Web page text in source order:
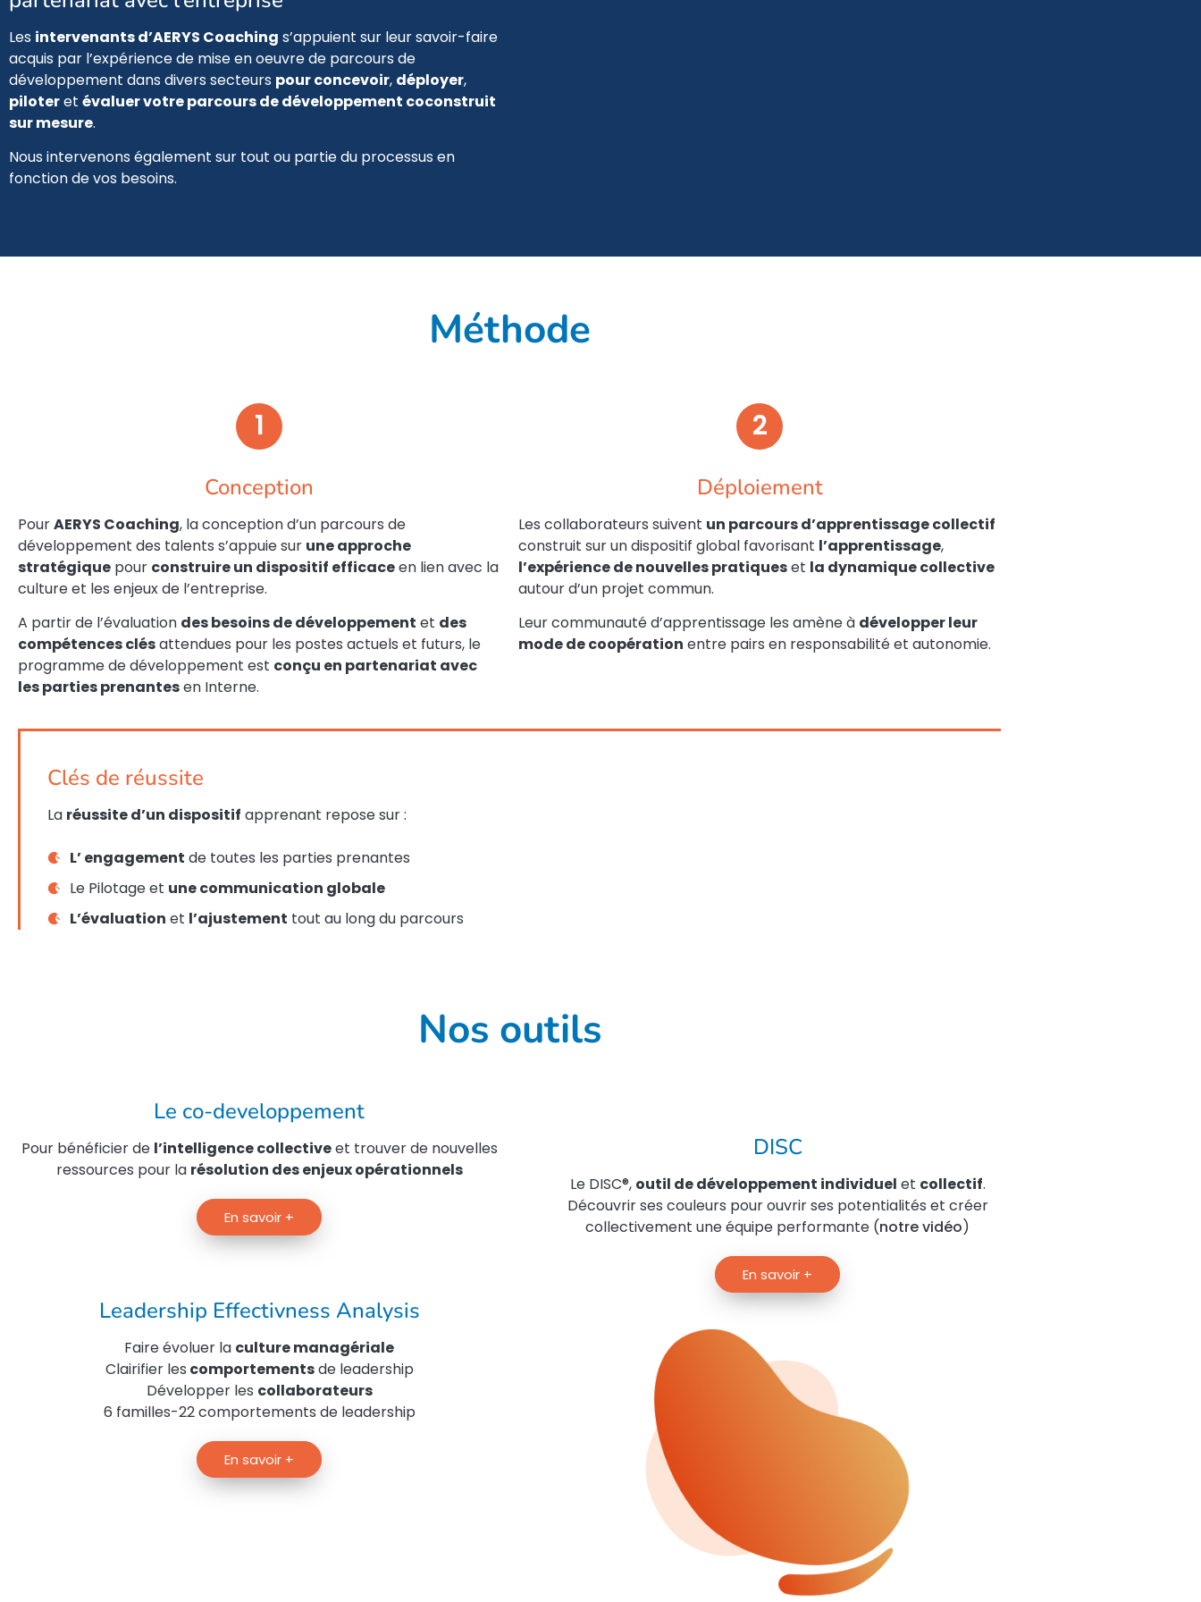
Les intervenants d’AERYS Coaching s’appuient sur leur savoir-faire
acquis par l’expérience de mise en oeuvre de parcours de
développement dans divers secteurs pour concevoir, déployer,
piloteret évaluer votre parcours de développement coconstruit
sur mesure.
Nous intervenons également sur tout ou partie du processus en
fonction de vos besoins.
Méthode
1
Conception
PourAERYS Coaching, la conception d’un parcours de
développement des talents s’appuie sur une approche
stratégique pour construire un dispositif efficaceen lien avec la
culture et les enjeux de l’entreprise.
A partir de l’évaluation des besoins de développement et des
compétences clésattendues pour les postes actuels et futurs, le
programme de développement est conçu en partenariat avec
les parties prenantesen Interne.
2
Déploiement
Les collaborateurs suivent un parcours d’apprentissage collectif
construit sur un dispositif global favorisant l’apprentissage,
l’expérience de nouvelles pratiqueset la dynamique collective
autour d’un projet commun.
Leur communauté d’apprentissage les amène à développer leur
mode de coopération entre pairs en responsabilité et autonomie.
Clés de réussite
La réussite d’un dispositif apprenant repose sur :
L’ engagement de toutes les parties prenantes
Le Pilotage et une communication globale
L’évaluation et l’ajustement tout au long du parcours
Nos outils
Le co-developpement
Pour bénéficier de l’intelligence collectiveet trouver de nouvelles
ressources pour la résolution des enjeux opérationnels
En savoir +
Leadership Effectivness Analysis
Faire évoluer la culture managériale
Clairifier les comportementsde leadership
Développer les collaborateurs
6 familles-22 comportements de leadership
En savoir +
DISC
Le DISC®, outil de développement individuel et collectif.
Découvrir ses couleurs pour ouvrir ses potentialités et créer
collectivement une équipe performante (notre vidéo)
En savoir +